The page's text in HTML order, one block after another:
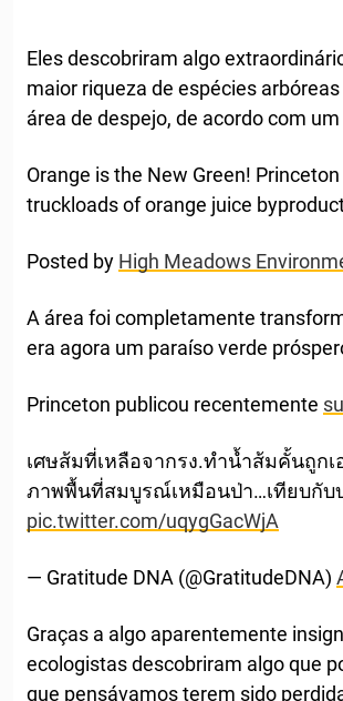
Eles descobriram algo
maior riqueza de espécies
área de despejo, de acordo com um
Orange is the New Green!
truckloads of orange juice
Posted by High Meadows
A área foi completamente
era agora um paraíso verde
Princeton publicou recentemente
เศษส้มที่เหลือจากรง.ทำน้ำส้มคั้นถูก
ภาพพื้นที่สมบูรณ์เหมือนป่า…เทียบกับ
pic.twitter.com/uqygGacWjA
— Gratitude DNA (@GratitudeDNA)
Graças a algo aparentemente
ecologistas descobriram algo que
que pensávamos terem sido